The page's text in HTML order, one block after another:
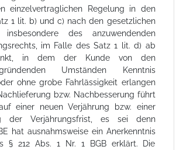
einzelvertraglichen Regelung in den
1 lit. b) und c) nach den gesetzlichen
insbesondere des anzuwendenden
im Falle des Satz 1 lit. d) ab
in dem der Kunde von den
Umständen Kenntnis
ohne grobe Fahrlässigkeit erlangen
bzw. Nachbesserung führt
einer neuen Verjährung bzw. einer
der Verjährungsfrist, es sei denn
hat ausnahmsweise ein Anerkenntnis
§ 212 Abs. 1 Nr. 1 BGB erklärt. Die